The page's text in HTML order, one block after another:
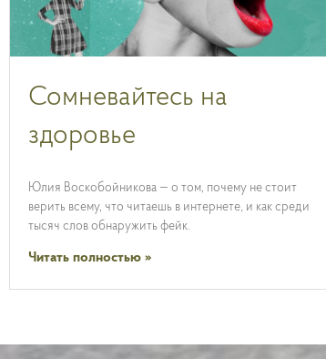
Сомневайтесь на
здоровье
Юлия Воскобойникова — о том, почему не стоит
верить всему, что читаешь в интернете, и как среди
тысяч слов обнаружить фейк.
Читать полностью »